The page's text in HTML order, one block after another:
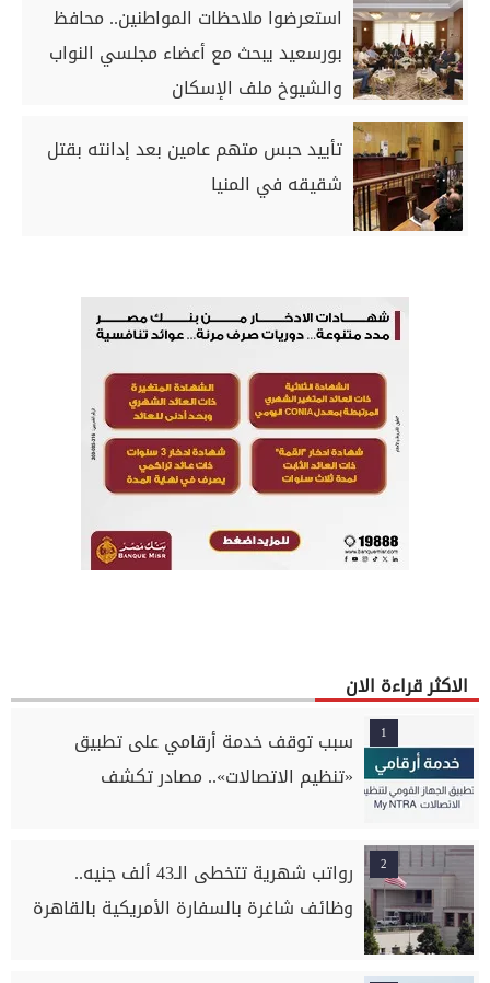
استعرضوا ملاحظات المواطنين.. محافظ
بورسعيد يبحث مع أعضاء مجلسي النواب
والشيوخ ملف الإسكان
تأييد حبس متهم عامين بعد إدانته بقتل
شقيقه في المنيا
الاكثر قراءة الان
1
سبب توقف خدمة أرقامي على تطبيق
«تنظيم الاتصالات».. مصادر تكشف
2
رواتب شهرية تتخطى الـ43 ألف جنيه..
وظائف شاغرة بالسفارة الأمريكية بالقاهرة